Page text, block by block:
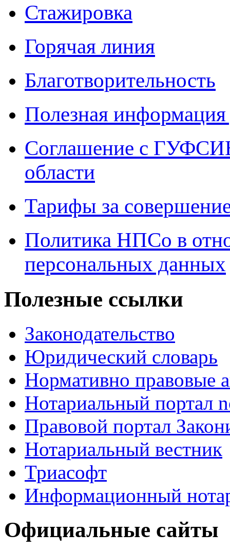
Стажировка
Горячая линия
Благотворительность
Полезная
Соглашение с
области
Тарифы за
Политика НПСо в
персональных данных
Полезные ссылки
Законодательство
Юридический словарь
Нормативно правовые
Нотариальный портал
Правовой портал
Нотариальный вестник
Триасофт
Информационный
Официальные сайты